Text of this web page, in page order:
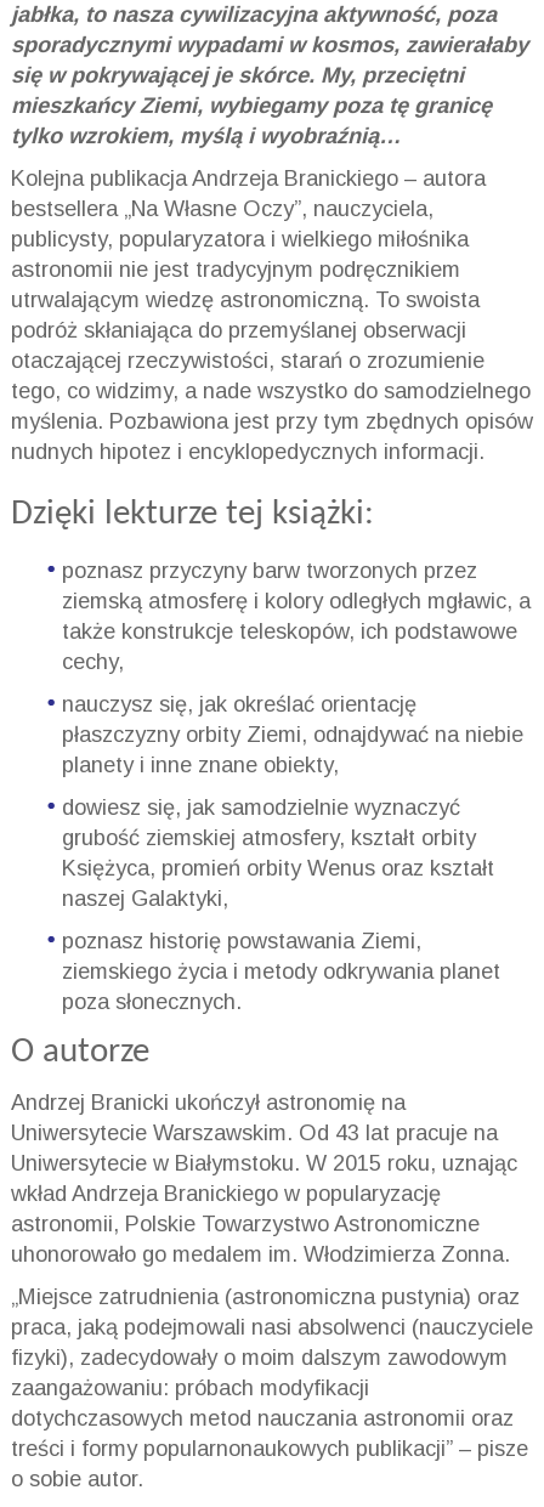
jabłka, to nasza cywilizacyjna aktywność, poza
sporadycznymi wypadami w kosmos, zawierałaby
się w pokrywającej je skórce. My, przeciętni
mieszkańcy Ziemi, wybiegamy poza tę granicę
tylko wzrokiem, myślą i wyobraźnią…
Kolejna publikacja Andrzeja Branickiego – autora
bestsellera „Na Własne Oczy”, nauczyciela,
publicysty, popularyzatora i wielkiego miłośnika
astronomii nie jest tradycyjnym podręcznikiem
utrwalającym wiedzę astronomiczną. To swoista
podróż skłaniająca do przemyślanej obserwacji
otaczającej rzeczywistości, starań o zrozumienie
tego, co widzimy, a nade wszystko do samodzielnego
myślenia. Pozbawiona jest przy tym zbędnych opisów
nudnych hipotez i encyklopedycznych informacji.
Dzięki lekturze tej książki:
poznasz przyczyny barw tworzonych przez
ziemską atmosferę i kolory odległych mgławic, a
także konstrukcje teleskopów, ich podstawowe
cechy,
nauczysz się, jak określać orientację
płaszczyzny orbity Ziemi, odnajdywać na niebie
planety i inne znane obiekty,
dowiesz się, jak samodzielnie wyznaczyć
grubość ziemskiej atmosfery, kształt orbity
Księżyca, promień orbity Wenus oraz kształt
naszej Galaktyki,
poznasz historię powstawania Ziemi,
ziemskiego życia i metody odkrywania planet
poza słonecznych.
O autorze
Andrzej Branicki ukończył astronomię na
Uniwersytecie Warszawskim. Od 43 lat pracuje na
Uniwersytecie w Białymstoku. W 2015 roku, uznając
wkład Andrzeja Branickiego w popularyzację
astronomii, Polskie Towarzystwo Astronomiczne
uhonorowało go medalem im. Włodzimierza Zonna.
„Miejsce zatrudnienia (astronomiczna pustynia) oraz
praca, jaką podejmowali nasi absolwenci (nauczyciele
fizyki), zadecydowały o moim dalszym zawodowym
zaangażowaniu: próbach modyfikacji
dotychczasowych metod nauczania astronomii oraz
treści i formy popularnonaukowych publikacji” – pisze
o sobie autor.